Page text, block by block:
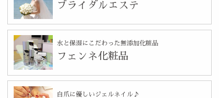
ブライダルエステ
水と保湿にこだわった無添加化粧品
フェンネ化粧品
自爪に優しいジェルネイル♪